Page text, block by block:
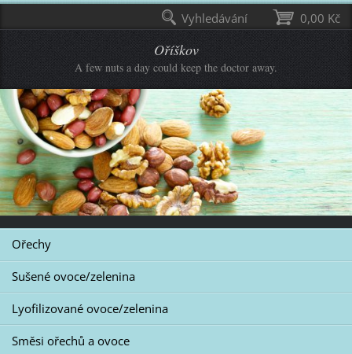
Oříškov
A few nuts a day could keep the doctor away.
Ořechy
Sušené ovoce/zelenina
Lyofilizované ovoce/zelenina
Směsi ořechů a ovoce
0,00 Kč
Vyhledávání